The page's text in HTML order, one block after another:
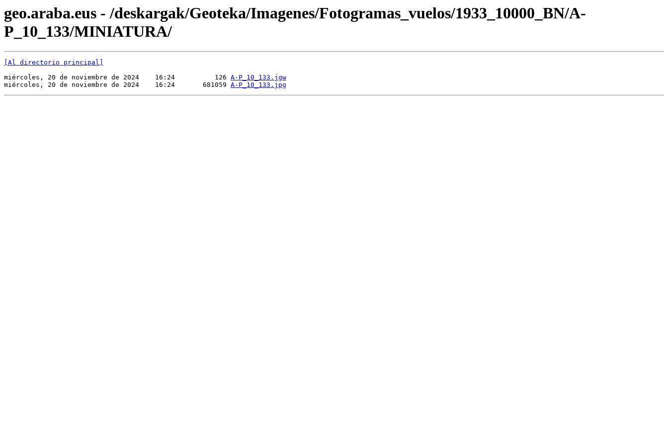
geo.araba.eus - /deskargak/Geoteka/Imagenes/Fotogramas_vuelos/1933_10000_BN/A-
P_10_133/MINIATURA/
[Al directorio principal]
miércoles, 20 de noviembre de 2024    16:24          126 A-P_10_133.jgw
miércoles, 20 de noviembre de 2024    16:24       681059 A-P_10_133.jpg